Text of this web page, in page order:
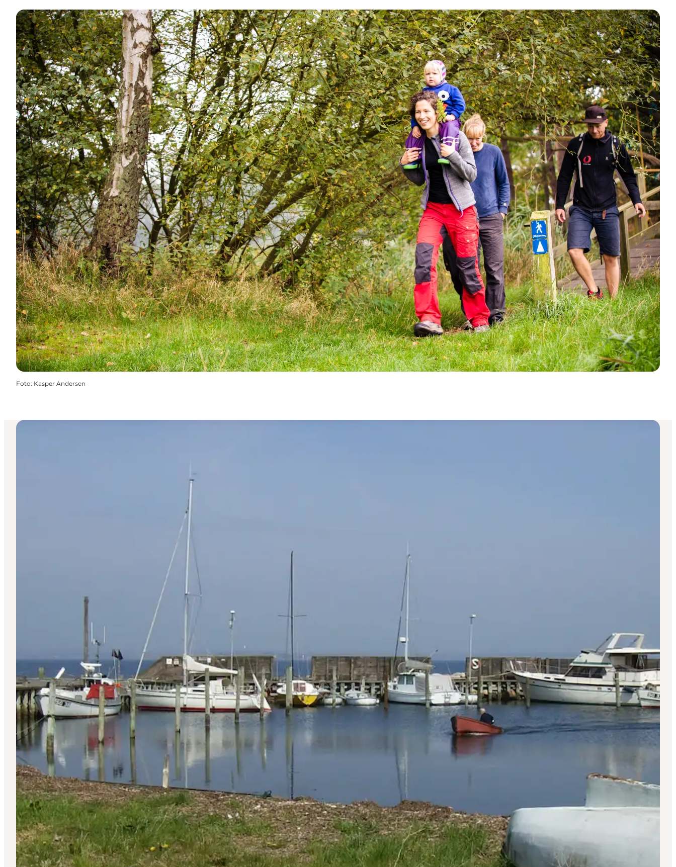
Foto: Kasper Andersen